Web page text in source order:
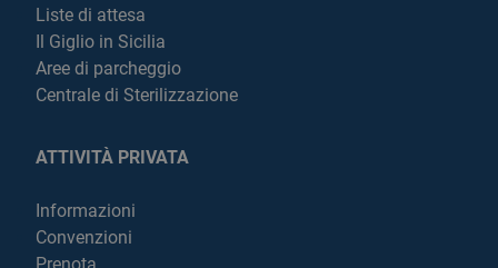
Liste di attesa
Il Giglio in Sicilia
Aree di parcheggio
Centrale di Sterilizzazione
ATTIVITÀ PRIVATA
Informazioni
Convenzioni